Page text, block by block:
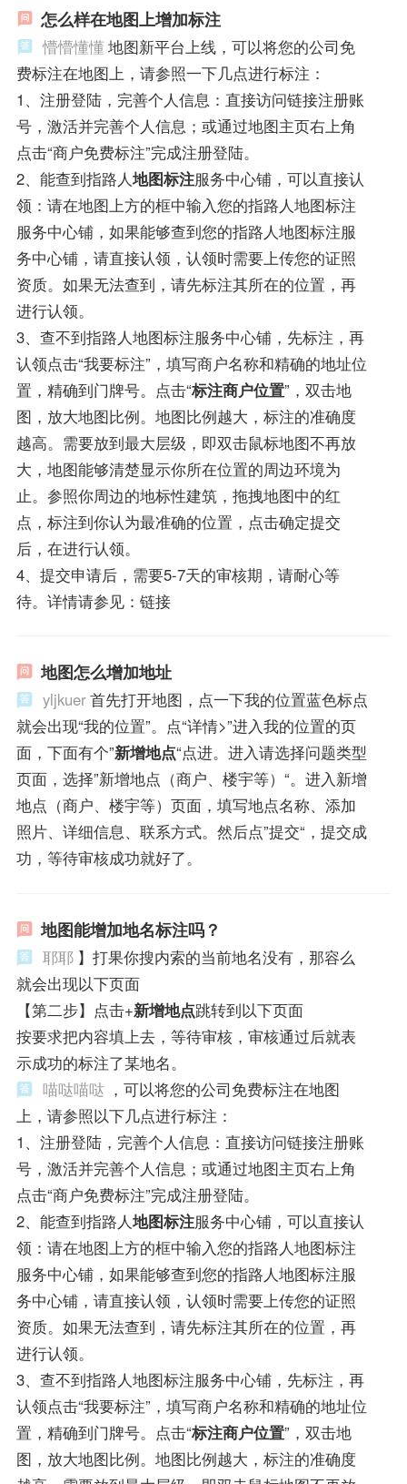
怎么样在地图上增加标注
懵懵懂懂 地图新平台上线，可以将您的公司免
费标注在地图上，请参照一下几点进行标注：
1、注册登陆，完善个人信息：直接访问链接注册账
号，激活并完善个人信息；或通过地图主页右上角
点击“商户免费标注”完成注册登陆。
2、能查到指路人地图标注服务中心铺，可以直接认
领：请在地图上方的框中输入您的指路人地图标注
服务中心铺，如果能够查到您的指路人地图标注服
务中心铺，请直接认领，认领时需要上传您的证照
资质。如果无法查到，请先标注其所在的位置，再
进行认领。
3、查不到指路人地图标注服务中心铺，先标注，再
认领点击“我要标注”，填写商户名称和精确的地址位
置，精确到门牌号。点击“标注商户位置”，双击地
图，放大地图比例。地图比例越大，标注的准确度
越高。需要放到最大层级，即双击鼠标地图不再放
大，地图能够清楚显示你所在位置的周边环境为
止。参照你周边的地标性建筑，拖拽地图中的红
点，标注到你认为最准确的位置，点击确定提交
后，在进行认领。
4、提交申请后，需要5-7天的审核期，请耐心等
待。详情请参见：链接
地图怎么增加地址
yljkuer首先打开地图，点一下我的位置蓝色标点
就会出现“我的位置”。点“详情>”进入我的位置的页
面，下面有个”新增地点“点进。进入请选择问题类型
页面，选择”新增地点（商户、楼宇等）“。进入新增
地点（商户、楼宇等）页面，填写地点名称、添加
照片、详细信息、联系方式。然后点”提交“，提交成
功，等待审核成功就好了。
地图能增加地名标注吗？
耶耶 】打果你搜内索的当前地名没有，那容么
就会出现以下页面
【第二步】点击+新增地点跳转到以下页面
按要求把内容填上去，等待审核，审核通过后就表
示成功的标注了某地名。
喵哒喵哒 ，可以将您的公司免费标注在地图
上，请参照以下几点进行标注：
1、注册登陆，完善个人信息：直接访问链接注册账
号，激活并完善个人信息；或通过地图主页右上角
点击“商户免费标注”完成注册登陆。
2、能查到指路人地图标注服务中心铺，可以直接认
领：请在地图上方的框中输入您的指路人地图标注
服务中心铺，如果能够查到您的指路人地图标注服
务中心铺，请直接认领，认领时需要上传您的证照
资质。如果无法查到，请先标注其所在的位置，再
进行认领。
3、查不到指路人地图标注服务中心铺，先标注，再
认领点击“我要标注”，填写商户名称和精确的地址位
置，精确到门牌号。点击“标注商户位置”，双击地
图，放大地图比例。地图比例越大，标注的准确度